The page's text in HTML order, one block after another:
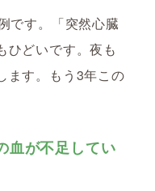
です。「突然心臓
ひどいです。夜も
ます。もう3年この
が不足してい